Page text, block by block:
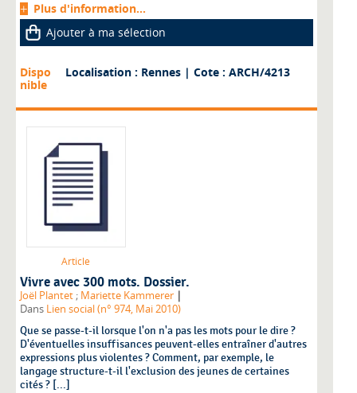
Plus d'information...
Ajouter à ma sélection
Dispo
nible
Localisation : Rennes | Cote : ARCH/4213
Article
Vivre avec 300 mots. Dossier.
Joël Plantet ; Mariette Kammerer |
Dans Lien social (n° 974, Mai 2010)
Que se passe-t-il lorsque l'on n'a pas les mots pour le dire ?
D'éventuelles insuffisances peuvent-elles entraîner d'autres
expressions plus violentes ? Comment, par exemple, le
langage structure-t-il l'exclusion des jeunes de certaines
cités ? [...]